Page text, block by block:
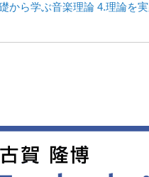
から学ぶ音楽理論 4.理論を